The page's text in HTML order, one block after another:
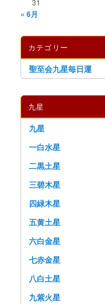
31
« 6月
カテゴリー
聖至会九星毎日運
九星
九星
一白水星
二黒土星
三碧木星
四緑木星
五黄土星
六白金星
七赤金星
八白土星
九紫火星